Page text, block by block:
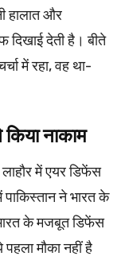
हालात और
दिखाई देती है। बीते
में रहा, वह था-
नाकाम
में एयर डिफेंस
ने भारत के
के मजबूत डिफेंस
मौका नहीं है